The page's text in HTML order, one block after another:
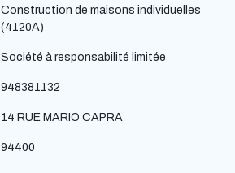
Construction de maisons individuelles
(4120A)
Société à responsabilité limitée
948381132
14 RUE MARIO CAPRA
94400